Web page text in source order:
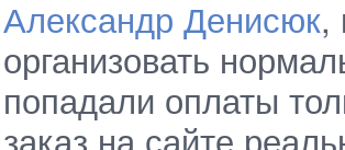
Александр Денисюк,
организовать
попадали оплаты
заказ на сайте